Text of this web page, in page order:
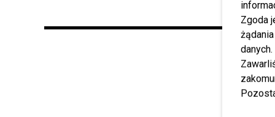
Zgoda
danych.